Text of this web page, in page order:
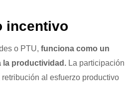
incentivo
o PTU, funciona como un
la productividad. La participación
al esfuerzo productivo